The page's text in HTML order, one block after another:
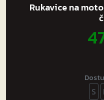
Rukavice na
S